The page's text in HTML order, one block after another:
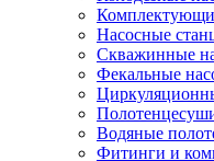
Насосные
Скважинные
Фекальные
Водяные
Фитинги и